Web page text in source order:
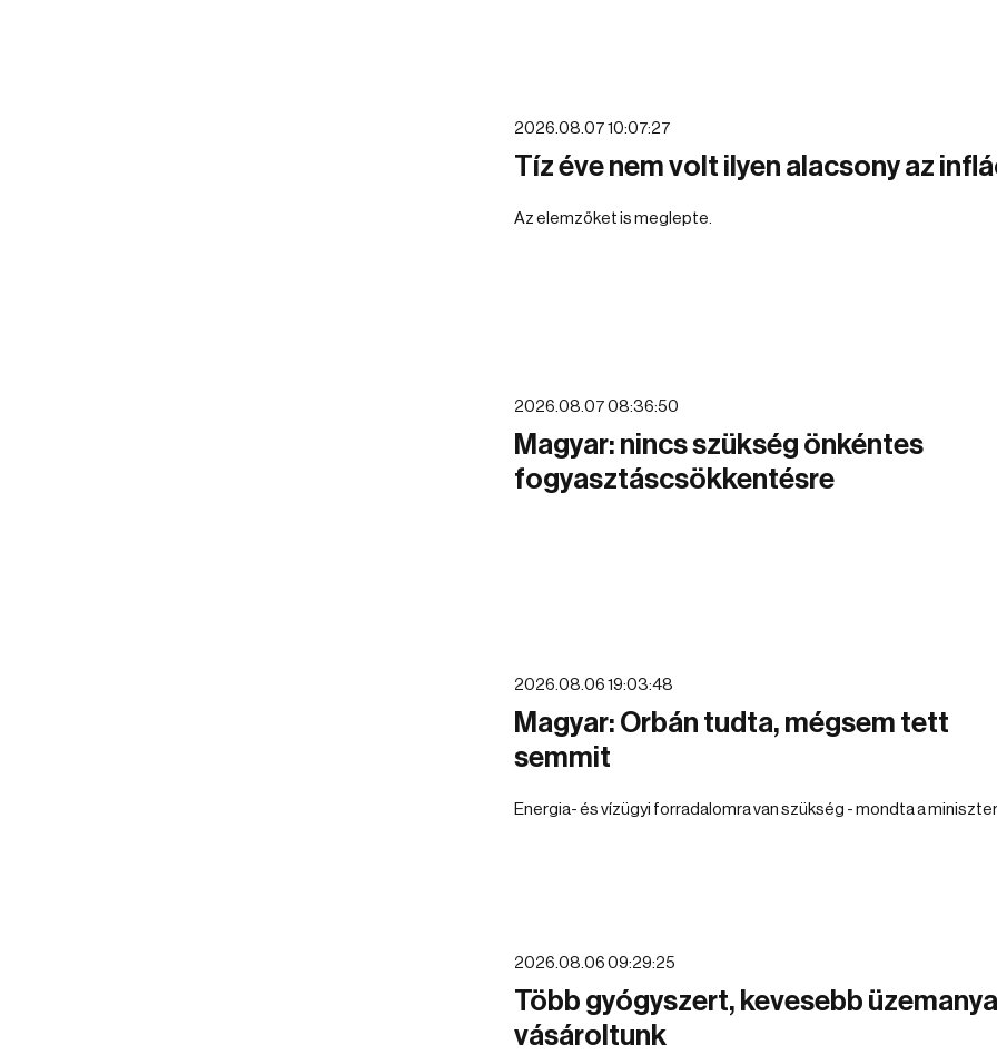
2026.08.07 10:07:27
Tíz éve nem volt ilyen alacsony az
Az elemzőket is meglepte.
2026.08.07 08:36:50
Magyar: nincs szükség önkéntes
fogyasztáscsökkentésre
2026.08.06 19:03:48
Magyar: Orbán tudta, mégsem tett
semmit
Energia- és vízügyi forradalomra van szükség - mondta a
2026.08.06 09:29:25
Több gyógyszert, kevesebb
vásároltunk